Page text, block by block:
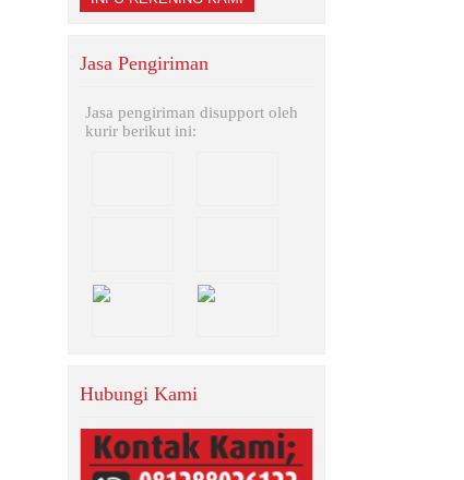
Jasa Pengiriman
Jasa pengiriman disupport oleh
kurir berikut ini:
Hubungi Kami